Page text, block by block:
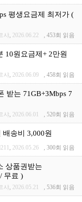
평생요금제 최저가 (
샤, 2026.06.22 , 453회 읽음
10원요금제+ 2만원
샤, 2026.06.09 , 458회 읽음
받는 71GB+3Mbps 7
샤, 2026.06.01 , 520회 읽음
송비 3,000원
, 2026.05.26 , 300회 읽음
상품권받는
무료 )
샤, 2026.05.21 , 536회 읽음